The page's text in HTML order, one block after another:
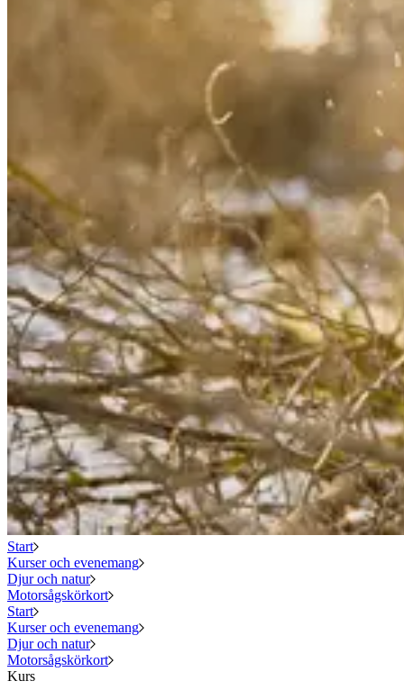
Start
Kurser och evenemang
Djur och natur
Motorsågskörkort
Start
Kurser och evenemang
Djur och natur
Motorsågskörkort
Kurs